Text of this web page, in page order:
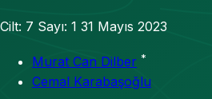
Cilt: 7 Sayı: 1 31 Mayıs 2023
Murat Can Dilber *
Cemal Karabaşoğlu